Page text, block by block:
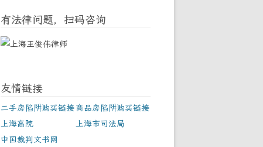
有法律问题，扫码咨询
友情链接
二手房陷阱购买链接商品房陷阱购买链接
上海高院
上海市司法局
中国裁判文书网